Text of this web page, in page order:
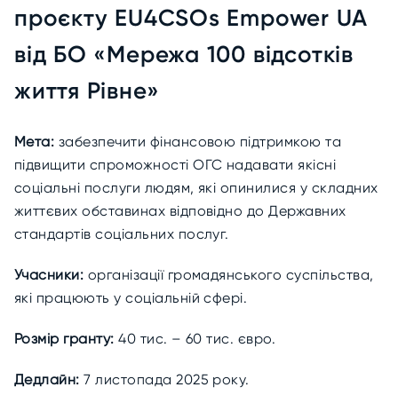
проєкту EU4CSOs Empower UA
від БО «Мережа 100 відсотків
життя Рівне»
Мета: забезпечити фінансовою підтримкою та
підвищити спроможності ОГС надавати якісні
соціальні послуги людям, які опинилися у складних
життєвих обставинах відповідно до Державних
стандартів соціальних послуг.
Учасники: організації громадянського суспільства,
які працюють у соціальній сфері.
Розмір гранту: 40 тис. – 60 тис. євро.
Дедлайн:7 листопада 2025 року.